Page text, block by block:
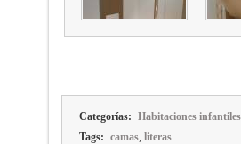
Categorías: Habitaciones infantiles
Tags: camas, literas